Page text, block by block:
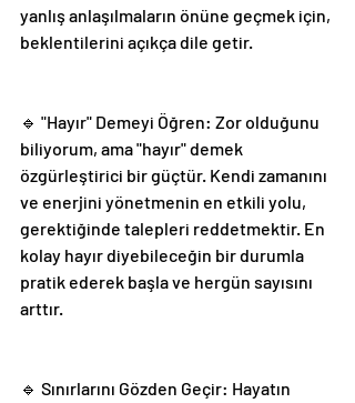
yanlış anlaşılmaların önüne geçmek için,
beklentilerini açıkça dile getir.
🔹 "Hayır" Demeyi Öğren: Zor olduğunu
biliyorum, ama "hayır" demek
özgürleştirici bir güçtür. Kendi zamanını
ve enerjini yönetmenin en etkili yolu,
gerektiğinde talepleri reddetmektir. En
kolay hayır diyebileceğin bir durumla
pratik ederek başla ve hergün sayısını
arttır.
🔹 Sınırlarını Gözden Geçir: Hayatın